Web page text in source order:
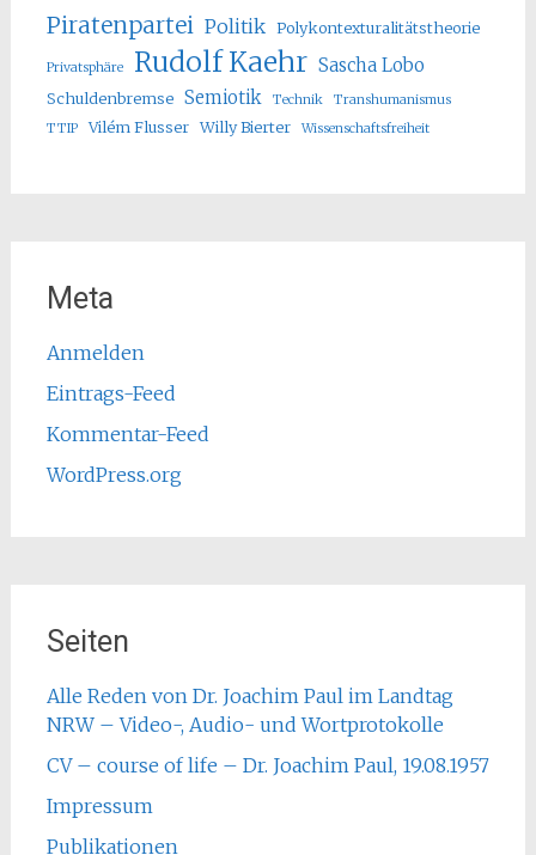
Piratenpartei Politik Polykontexturalitätstheorie
Privatsphäre Rudolf Kaehr Sascha Lobo
Schuldenbremse Semiotik Technik
Transhumanismus
TTIP
Vilém Flusser Willy Bierter Wissenschaftsfreiheit
Meta
Anmelden
Eintrags-Feed
Kommentar-Feed
WordPress.org
Seiten
Alle Reden von Dr. Joachim Paul im Landtag
NRW – Video-, Audio- und Wortprotokolle
CV – course of life – Dr. Joachim Paul, 19.08.1957
Impressum
Publikationen